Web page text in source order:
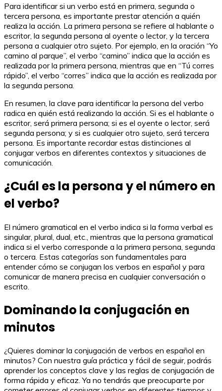
Para identificar si un verbo está en primera, segunda o
tercera persona, es importante prestar atención a quién
realiza la acción. La primera persona se refiere al hablante o
escritor, la segunda persona al oyente o lector, y la tercera
persona a cualquier otro sujeto. Por ejemplo, en la oración “Yo
camino al parque”, el verbo “camino” indica que la acción es
realizada por la primera persona, mientras que en “Tú corres
rápido”, el verbo “corres” indica que la acción es realizada por
la segunda persona.
En resumen, la clave para identificar la persona del verbo
radica en quién está realizando la acción. Si es el hablante o
escritor, será primera persona; si es el oyente o lector, será
segunda persona; y si es cualquier otro sujeto, será tercera
persona. Es importante recordar estas distinciones al
conjugar verbos en diferentes contextos y situaciones de
comunicación.
¿Cuál es la persona y el número en
el verbo?
El número gramatical en el verbo indica si la forma verbal es
singular, plural, dual, etc., mientras que la persona gramatical
indica si el verbo corresponde a la primera persona, segunda
o tercera. Estas categorías son fundamentales para
entender cómo se conjugan los verbos en español y para
comunicar de manera precisa en cualquier conversación o
escrito.
Dominando la conjugación en
minutos
¿Quieres dominar la conjugación de verbos en español en
minutos? Con nuestra guía práctica y fácil de seguir, podrás
aprender los conceptos clave y las reglas de conjugación de
forma rápida y eficaz. Ya no tendrás que preocuparte por